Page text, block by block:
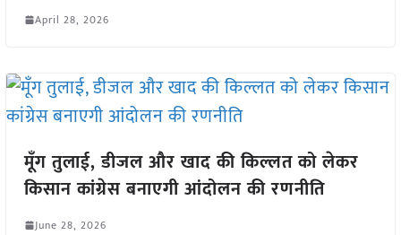
April 28, 2026
मूँग तुलाई, डीजल और खाद की किल्लत को लेकर
किसान कांग्रेस बनाएगी आंदोलन की रणनीति
June 28, 2026